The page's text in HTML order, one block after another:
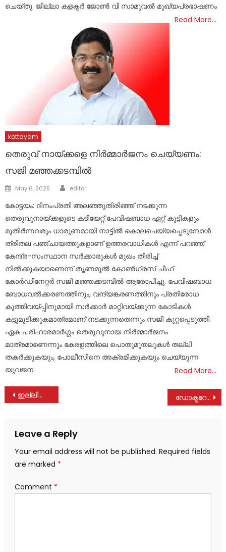
ചെയ്തു. ജില്ലാ കളക്ടർ ജോൺ വി സാമുവൽ മുഖ്യപ്രഭാഷണം
Read More…
kottayam
തെരുവ് നായ്ക്കളെ നിർമ്മാർജനം ചെയ്യണം:
സജി മഞ്ഞക്കടമ്പിൽ
Posted
May 6, 2025 Author
editor
കോട്ടയം: ദിനംപ്രതി അലഞ്ഞുതിരിഞ്ഞ് നടക്കുന്ന
തെരുവുനായ്ക്കളുടെ കടിയേറ്റ് പേവിഷബാധ ഏറ്റ് കുട്ടികളും
മുതിർന്നവരും ധാരുണമായി നാട്ടിൽ കൊലചെയ്യപ്പെടുമ്പോൾ
ത്രിതല പഞ്ചായത്തുകളാണ് ഉത്തരവാധികൾ എന്ന് പറഞ്ഞ്
കേന്ദ്ര-സംസ്ഥാന സർക്കാരുകൾ മുഖം തിരിച്ച്
നിൽക്കുകയാണെന്ന് തൃണമൂൽ കോൺഗ്രസ് ചീഫ്
കോർഡിനേറ്റർ സജി മഞ്ഞക്കടമ്പിൽ ആരോപിച്ചു. പേവിഷബാധ
ബോധവൽക്കരണത്തിനും, വന്ദ്യങ്കരണത്തിനും പ്രതിരോധ
കുത്തിവയ്പ്പിനുമായി സർക്കാർ മാറ്റിവയ്ക്കുന്ന കോടികൾ
കട്ടുമുടിക്കുകമാത്രമാണ് നടക്കുന്നതെന്നും സജി കുറ്റപ്പെടുത്തി.
ഏക പരിഹാരമാർഗ്ഗം തെരുവുനായ നിർമ്മാർജനം
മാത്രമാണെന്നും കേരളത്തിലെ പൊതുമുതലുകൾ തല്ലി
തകർക്കുകയും, പോലീസിനെ അക്രമിക്കുകയും ചെയ്യുന്ന
യുവജന
Read More…
Post
ഇല്ലിക്കൽ കല്ല് സന്ദർശിച്ച് മടങ്ങിയ കുടുംബം സഞ്ചരിച്ച സ്‌കൂട്ടർ മറിഞ്ഞ് ഒരു വയസ്സുള്ള കുഞ്ഞ് മരിച്ചു ഡോക്ടറേറ് ലഭിച്ചു
Leave a Reply
Your email address will not be published. Required fields
are marked *
Comment *